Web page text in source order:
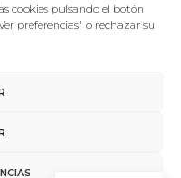
cookies pulsando el botón
preferencias" o rechazar su